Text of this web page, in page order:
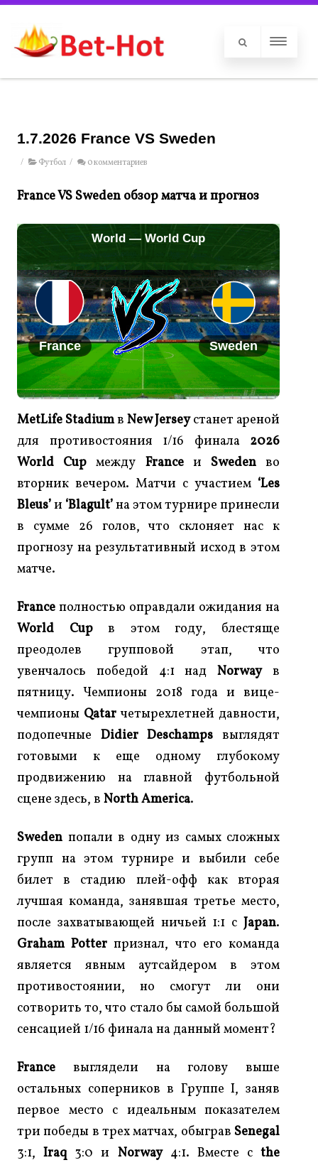
1.7.2026 France VS Sweden
/ Футбол / 0 комментариев
France VS Sweden обзор матча и прогноз
World — World Cup
France Sweden
MetLife Stadiumв New Jerseyстанет ареной
для противостояния 1/16 финала 2026
World Cup между Franceи Swedenво
вторник вечером. Матчи с участием ‘Les
Bleus’и ‘Blagult’на этом турнире принесли
в сумме 26 голов, что склоняет нас к
прогнозу на результативный исход в этом
матче.
France полностью оправдали ожидания на
World Cupв этом году, блестяще
преодолев групповой этап, что
увенчалось победой 4:1 надNorwayв
пятницу. Чемпионы 2018 года и вице-
чемпионы Qatar четырехлетней давности,
подопечные Didier Deschamps выглядят
готовыми к еще одному глубокому
продвижению на главной футбольной
сцене здесь, в North America.
Sweden попали в одну из самых сложных
групп на этом турнире и выбили себе
билет в стадию плей-офф как вторая
лучшая команда, занявшая третье место,
после захватывающей ничьей 1:1 с Japan.
Graham Potter признал, что его команда
является явным аутсайдером в этом
противостоянии, но смогут ли они
сотворить то, что стало бы самой большой
сенсацией 1/16 финала на данный момент?
France выглядели на голову выше
остальных соперников в Группе I, заняв
первое место с идеальным показателем
три победы в трех матчах, обыграв Senegal
3:1,Iraq 3:0 и Norway4:1. Вместе с the